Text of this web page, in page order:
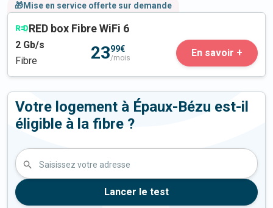
🎁Mise en service offerte sur demande
RED box Fibre WiFi 6
2 Gb/s
Fibre
2399€
/mois En savoir +
Votre logement à Épaux-Bézu est-il
éligible à la fibre ?
Saisissez votre adresse
Lancer le test